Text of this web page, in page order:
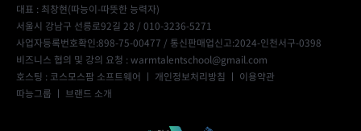
대표 : 최창현(따능이-따뜻한 능력자)
서울시 강남구 선릉로92길 28 / 010-3236-5271
사업자등록번호확인:898-75-00477 / 통신판매업신고:2024-인천서구-0398
비즈니스 협의 및 강의 요청 : warmtalentschool@gmail.com
호스팅 : 코스모스팜 소프트웨어 ㅣ 개인정보처리방침 ㅣ 이용약관
따능그룹 ㅣ 브랜드 소개